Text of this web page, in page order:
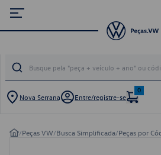
Nova Serrana Entre/registre-se
0
/Peças VW/Busca Simplificada/Peças por